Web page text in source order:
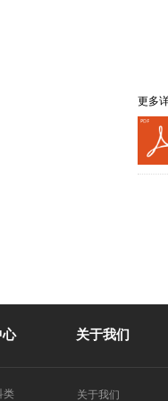
更多
心 关于我们
类 关于我们